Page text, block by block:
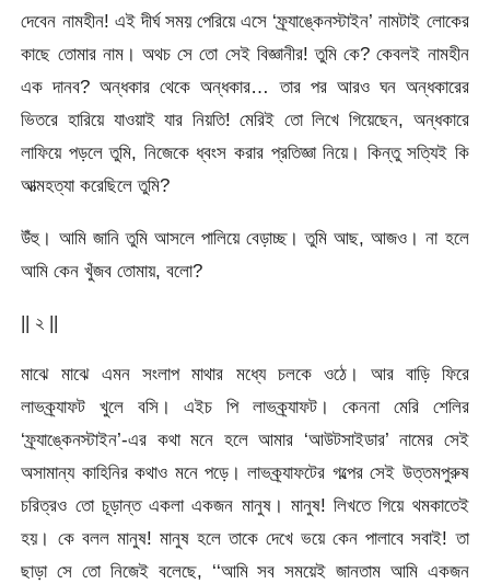
দেবেন নামহীন! এই দীর্ঘ সময় পেরিয়ে এসে ‘ফ্র্যাঙ্কেনস্টাইন’ নামটাই লোকের
কাছে তোমার নাম। অথচ সে তো সেই বিজ্ঞানীর! তুমি কে? কেবলই নামহীন
এক দানব? অন্ধকার থেকে অন্ধকার… তার পর আরও ঘন অন্ধকারের
ভিতরে হারিয়ে যাওয়াই যার নিয়তি! মেরিই তো লিখে গিয়েছেন, অন্ধকারে
লাফিয়ে পড়লে তুমি, নিজেকে ধ্বংস করার প্রতিজ্ঞা নিয়ে। কিন্তু সত্যিই কি
আত্মহত্যা করেছিলে তুমি?
উঁহু। আমি জানি তুমি আসলে পালিয়ে বেড়াচ্ছ। তুমি আছ, আজও। না হলে
আমি কেন খুঁজব তোমায়, বলো?
|| ২ ||
মাঝে মাঝে এমন সংলাপ মাথার মধ্যে চলকে ওঠে। আর বাড়ি ফিরে
লাভক্র্যাফট খুলে বসি। এইচ পি লাভক্র্যাফট। কেননা মেরি শেলির
‘ফ্র্যাঙ্কেনস্টাইন’-এর কথা মনে হলে আমার ‘আউটসাইডার’ নামের সেই
অসামান্য কাহিনির কথাও মনে পড়ে। লাভক্র্যাফটের গল্পের সেই উত্তমপুরুষ
চরিত্রও তো চূড়ান্ত একলা একজন মানুষ। মানুষ! লিখতে গিয়ে থমকাতেই
হয়। কে বলল মানুষ! মানুষ হলে তাকে দেখে ভয়ে কেন পালাবে সবাই! তা
ছাড়া সে তো নিজেই বলেছে, ‘‘আমি সব সময়েই জানতাম আমি একজন